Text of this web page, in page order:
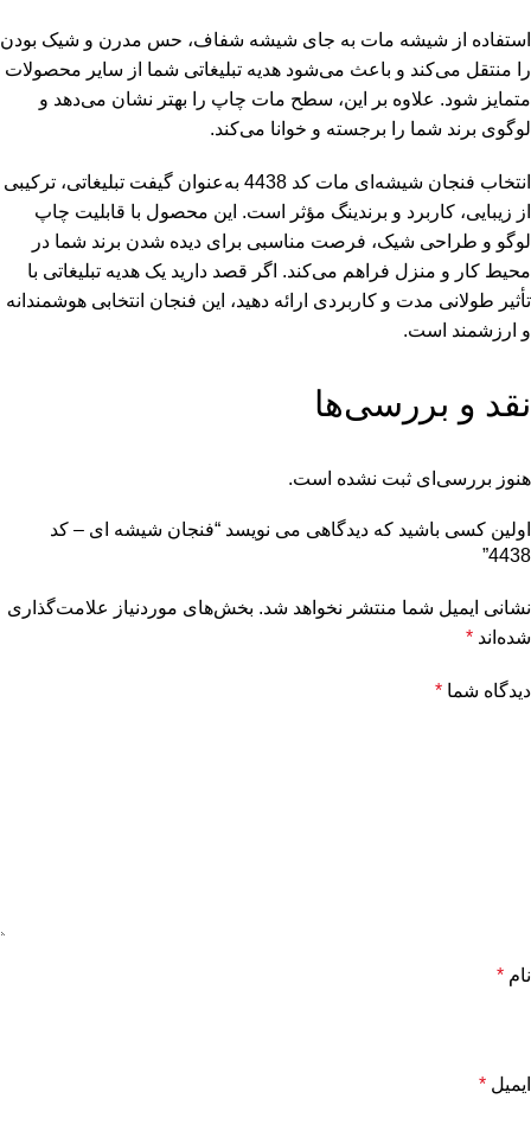
استفاده از شیشه مات به جای شیشه شفاف، حس مدرن و شیک بودن
را منتقل می‌کند و باعث می‌شود هدیه تبلیغاتی شما از سایر محصولات
متمایز شود. علاوه بر این، سطح مات چاپ را بهتر نشان می‌دهد و
لوگوی برند شما را برجسته و خوانا می‌کند.
انتخاب فنجان شیشه‌ای مات کد 4438 به‌عنوان گیفت تبلیغاتی، ترکیبی
از زیبایی، کاربرد و برندینگ مؤثر است. این محصول با قابلیت چاپ
لوگو و طراحی شیک، فرصت مناسبی برای دیده شدن برند شما در
محیط کار و منزل فراهم می‌کند. اگر قصد دارید یک هدیه تبلیغاتی با
تأثیر طولانی مدت و کاربردی ارائه دهید، این فنجان انتخابی هوشمندانه
و ارزشمند است.
نقد و بررسی‌ها
هنوز بررسی‌ای ثبت نشده است.
اولین کسی باشید که دیدگاهی می نویسد “فنجان شیشه ای – کد
4438”
نشانی ایمیل شما منتشر نخواهد شد. بخش‌های موردنیاز علامت‌گذاری
شده‌اند *
دیدگاه شما *
نام *
ایمیل *